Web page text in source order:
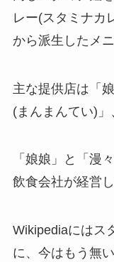
レー(スタミナカ
から派生したメ
主な提供店は「
(まんまんてい)」
「娘娘」と「漫
飲食会社が経営
Wikipediaにはス
に、今はもう無